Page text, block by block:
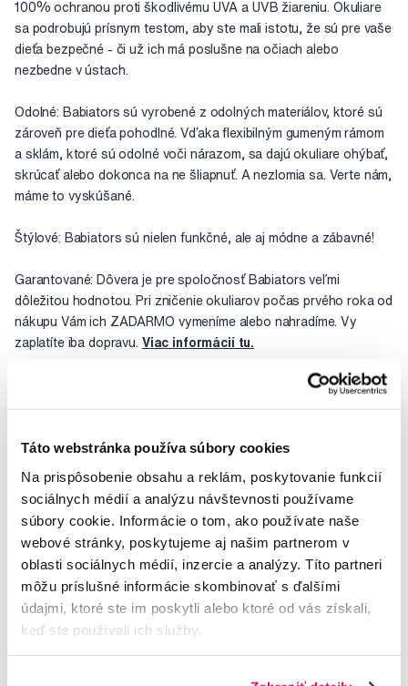
Táto webstránka používa súbory cookies
Na prispôsobenie obsahu a reklám, poskytovanie funkcií
sociálnych médií a analýzu návštevnosti používame
súbory cookie. Informácie o tom, ako používate naše
webové stránky, poskytujeme aj našim partnerom v
oblasti sociálnych médií, inzercie a analýzy. Títo partneri
môžu príslušné informácie skombinovať s ďalšími
údajmi, ktoré ste im poskytli alebo ktoré od vás získali,
keď ste používali ich služby.
100% ochranou proti škodlivému UVA a UVB žiareniu. Okuliare
sa podrobujú prísnym testom, aby ste mali istotu, že sú pre vaše
dieťa bezpečné - či už ich má poslušne na očiach alebo
nezbedne v ústach.
Odolné: Babiators sú vyrobené z odolných materiálov, ktoré sú
zároveň pre dieťa pohodlné. Vďaka flexibilným gumeným rámom
a sklám, ktoré sú odolné voči nárazom, sa dajú okuliare ohýbať,
skrúcať alebo dokonca na ne šliapnuť. A nezlomia sa. Verte nám,
máme to vyskúšané.
Štýlové: Babiators sú nielen funkčné, ale aj módne a zábavné!
Garantované: Dôvera je pre spoločnosť Babiators veľmi
dôležitou hodnotou. Pri zničenie okuliarov počas prvého roka od
nákupu Vám ich ZADARMO vymeníme alebo nahradíme. Vy
zaplatíte iba dopravu. Viac informácií tu.
Potřebujete poradit?
Napište našim odborníkům